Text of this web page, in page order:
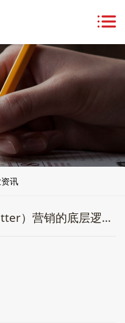
讯
2025 企业必须做 X（原Twitter）营销的底层逻辑：全球品牌建设的新窗口